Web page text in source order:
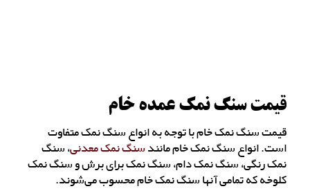
قیمت سنگ نمک عمده خام
قیمت سنگ نمک خام با توجه به انواع سنگ نمک متفاوت
است. انواع سنگ نمک خام مانندسنگ نمک معدنی، سنگ
نمک رنگی، سنگ نمک دام، سنگ نمک برای برش و سنگ نمک
کلوخه که تمامی آنها سنگ نمک خام محسوب می‌شوند.